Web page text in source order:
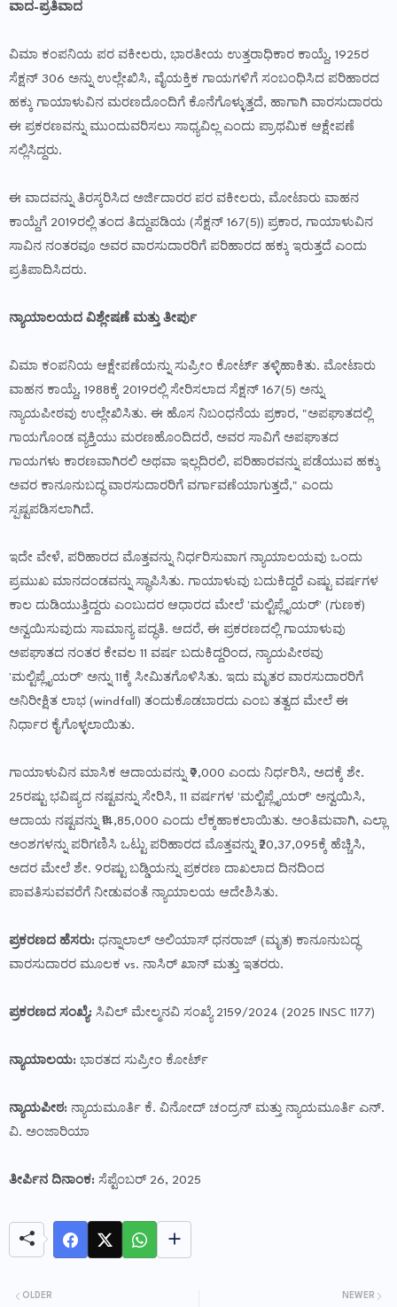
ವಾದ-ಪ್ರತಿವಾದ
ವಿಮಾ ಕಂಪನಿಯ ಪರ ವಕೀಲರು, ಭಾರತೀಯ ಉತ್ತರಾಧಿಕಾರ ಕಾಯ್ದೆ, 1925ರ
ಸೆಕ್ಷನ್ 306 ಅನ್ನು ಉಲ್ಲೇಖಿಸಿ, ವೈಯಕ್ತಿಕ ಗಾಯಗಳಿಗೆ ಸಂಬಂಧಿಸಿದ ಪರಿಹಾರದ
ಹಕ್ಕು ಗಾಯಾಳುವಿನ ಮರಣದೊಂದಿಗೆ ಕೊನೆಗೊಳ್ಳುತ್ತದೆ, ಹಾಗಾಗಿ ವಾರಸುದಾರರು
ಈ ಪ್ರಕರಣವನ್ನು ಮುಂದುವರಿಸಲು ಸಾಧ್ಯವಿಲ್ಲ ಎಂದು ಪ್ರಾಥಮಿಕ ಆಕ್ಷೇಪಣೆ
ಸಲ್ಲಿಸಿದ್ದರು.
ಈ ವಾದವನ್ನು ತಿರಸ್ಕರಿಸಿದ ಅರ್ಜಿದಾರರ ಪರ ವಕೀಲರು, ಮೋಟಾರು ವಾಹನ
ಕಾಯ್ದೆಗೆ 2019ರಲ್ಲಿ ತಂದ ತಿದ್ದುಪಡಿಯ (ಸೆಕ್ಷನ್ 167(5)) ಪ್ರಕಾರ, ಗಾಯಾಳುವಿನ
ಸಾವಿನ ನಂತರವೂ ಅವರ ವಾರಸುದಾರರಿಗೆ ಪರಿಹಾರದ ಹಕ್ಕು ಇರುತ್ತದೆ ಎಂದು
ಪ್ರತಿಪಾದಿಸಿದರು.
ನ್ಯಾಯಾಲಯದ ವಿಶ್ಲೇಷಣೆ ಮತ್ತು ತೀರ್ಪು
ವಿಮಾ ಕಂಪನಿಯ ಆಕ್ಷೇಪಣೆಯನ್ನು ಸುಪ್ರೀಂ ಕೋರ್ಟ್ ತಳ್ಳಿಹಾಕಿತು. ಮೋಟಾರು
ವಾಹನ ಕಾಯ್ದೆ, 1988ಕ್ಕೆ 2019ರಲ್ಲಿ ಸೇರಿಸಲಾದ ಸೆಕ್ಷನ್ 167(5) ಅನ್ನು
ನ್ಯಾಯಪೀಠವು ಉಲ್ಲೇಖಿಸಿತು. ಈ ಹೊಸ ನಿಬಂಧನೆಯ ಪ್ರಕಾರ, "ಅಪಘಾತದಲ್ಲಿ
ಗಾಯಗೊಂಡ ವ್ಯಕ್ತಿಯು ಮರಣಹೊಂದಿದರೆ, ಅವರ ಸಾವಿಗೆ ಅಪಘಾತದ
ಗಾಯಗಳು ಕಾರಣವಾಗಿರಲಿ ಅಥವಾ ಇಲ್ಲದಿರಲಿ, ಪರಿಹಾರವನ್ನು ಪಡೆಯುವ ಹಕ್ಕು
ಅವರ ಕಾನೂನುಬದ್ಧ ವಾರಸುದಾರರಿಗೆ ವರ್ಗಾವಣೆಯಾಗುತ್ತದೆ," ಎಂದು
ಸ್ಪಷ್ಟಪಡಿಸಲಾಗಿದೆ.
ಇದೇ ವೇಳೆ, ಪರಿಹಾರದ ಮೊತ್ತವನ್ನು ನಿರ್ಧರಿಸುವಾಗ ನ್ಯಾಯಾಲಯವು ಒಂದು
ಪ್ರಮುಖ ಮಾನದಂಡವನ್ನು ಸ್ಥಾಪಿಸಿತು. ಗಾಯಾಳುವು ಬದುಕಿದ್ದರೆ ಎಷ್ಟು ವರ್ಷಗಳ
ಕಾಲ ದುಡಿಯುತ್ತಿದ್ದರು ಎಂಬುದರ ಆಧಾರದ ಮೇಲೆ 'ಮಲ್ಟಿಪ್ಲೈಯರ್' (ಗುಣಕ)
ಅನ್ವಯಿಸುವುದು ಸಾಮಾನ್ಯ ಪದ್ಧತಿ. ಆದರೆ, ಈ ಪ್ರಕರಣದಲ್ಲಿ ಗಾಯಾಳುವು
ಅಪಘಾತದ ನಂತರ ಕೇವಲ 11 ವರ್ಷ ಬದುಕಿದ್ದರಿಂದ, ನ್ಯಾಯಪೀಠವು
'ಮಲ್ಟಿಪ್ಲೈಯರ್' ಅನ್ನು 11ಕ್ಕೆ ಸೀಮಿತಗೊಳಿಸಿತು. ಇದು ಮೃತರ ವಾರಸುದಾರರಿಗೆ
ಅನಿರೀಕ್ಷಿತ ಲಾಭ (windfall) ತಂದುಕೊಡಬಾರದು ಎಂಬ ತತ್ವದ ಮೇಲೆ ಈ
ನಿರ್ಧಾರ ಕೈಗೊಳ್ಳಲಾಯಿತು.
ಗಾಯಾಳುವಿನ ಮಾಸಿಕ ಆದಾಯವನ್ನು ₹9,000 ಎಂದು ನಿರ್ಧರಿಸಿ, ಅದಕ್ಕೆ ಶೇ.
25ರಷ್ಟು ಭವಿಷ್ಯದ ನಷ್ಟವನ್ನು ಸೇರಿಸಿ, 11 ವರ್ಷಗಳ 'ಮಲ್ಟಿಪ್ಲೈಯರ್' ಅನ್ವಯಿಸಿ,
ಆದಾಯ ನಷ್ಟವನ್ನು ₹14,85,000 ಎಂದು ಲೆಕ್ಕಹಾಕಲಾಯಿತು. ಅಂತಿಮವಾಗಿ, ಎಲ್ಲಾ
ಅಂಶಗಳನ್ನು ಪರಿಗಣಿಸಿ ಒಟ್ಟು ಪರಿಹಾರದ ಮೊತ್ತವನ್ನು ₹20,37,095ಕ್ಕೆ ಹೆಚ್ಚಿಸಿ,
ಅದರ ಮೇಲೆ ಶೇ. 9ರಷ್ಟು ಬಡ್ಡಿಯನ್ನು ಪ್ರಕರಣ ದಾಖಲಾದ ದಿನದಿಂದ
ಪಾವತಿಸುವವರೆಗೆ ನೀಡುವಂತೆ ನ್ಯಾಯಾಲಯ ಆದೇಶಿಸಿತು.
ಪ್ರಕರಣದ ಹೆಸರು: ಧನ್ನಾಲಾಲ್ ಅಲಿಯಾಸ್ ಧನರಾಜ್ (ಮೃತ) ಕಾನೂನುಬದ್ಧ
ವಾರಸುದಾರರ ಮೂಲಕ vs. ನಾಸಿರ್ ಖಾನ್ ಮತ್ತು ಇತರರು.
ಪ್ರಕರಣದ ಸಂಖ್ಯೆ: ಸಿವಿಲ್ ಮೇಲ್ಮನವಿ ಸಂಖ್ಯೆ 2159/2024 (2025 INSC 1177)
ನ್ಯಾಯಾಲಯ: ಭಾರತದ ಸುಪ್ರೀಂ ಕೋರ್ಟ್
ನ್ಯಾಯಪೀಠ: ನ್ಯಾಯಮೂರ್ತಿ ಕೆ. ವಿನೋದ್ ಚಂದ್ರನ್ ಮತ್ತು ನ್ಯಾಯಮೂರ್ತಿ ಎನ್.
ವಿ. ಅಂಜಾರಿಯಾ
ತೀರ್ಪಿನ ದಿನಾಂಕ: ಸೆಪ್ಟೆಂಬರ್ 26, 2025
NEWER
OLDER